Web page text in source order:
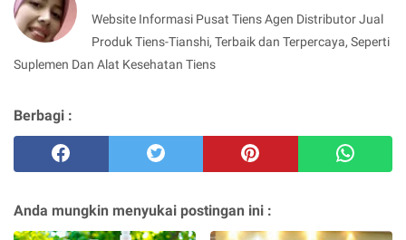
Website Informasi Pusat Tiens Agen Distributor Jual
Produk Tiens-Tianshi, Terbaik dan Terpercaya, Seperti
Suplemen Dan Alat Kesehatan Tiens
Berbagi :
Anda mungkin menyukai postingan ini :